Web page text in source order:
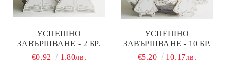
УСПЕШНО
ЗАВЪРШВАНЕ - 2 БР.
€0.92
1.80лв.
УСПЕШНО
ЗАВЪРШВАНЕ - 10 БР.
€5.20
10.17лв.